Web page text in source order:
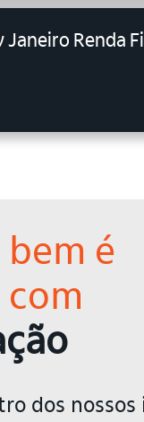
Janeiro Renda
é
dos nossos